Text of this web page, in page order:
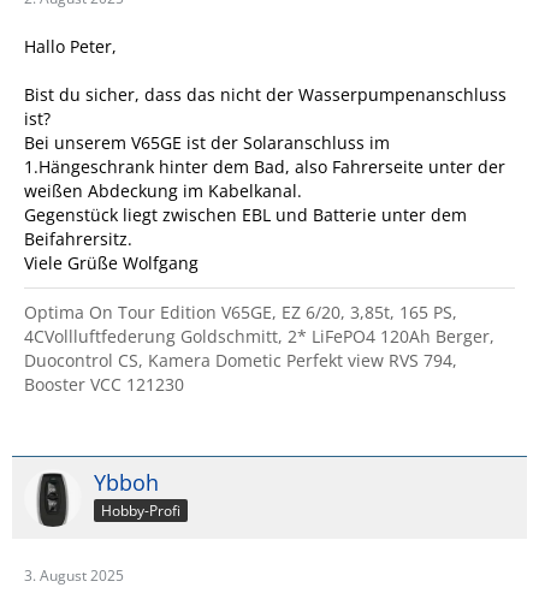
Hallo Peter,
Bist du sicher, dass das nicht der Wasserpumpenanschluss
ist?
Bei unserem V65GE ist der Solaranschluss im
1.Hängeschrank hinter dem Bad, also Fahrerseite unter der
weißen Abdeckung im Kabelkanal.
Gegenstück liegt zwischen EBL und Batterie unter dem
Beifahrersitz.
Viele Grüße Wolfgang
Optima On Tour Edition V65GE, EZ 6/20, 3,85t, 165 PS,
4CVollluftfederung Goldschmitt, 2* LiFePO4 120Ah Berger,
Duocontrol CS, Kamera Dometic Perfekt view RVS 794,
Booster VCC 121230
Ybboh
Hobby-Profi
3. August 2025